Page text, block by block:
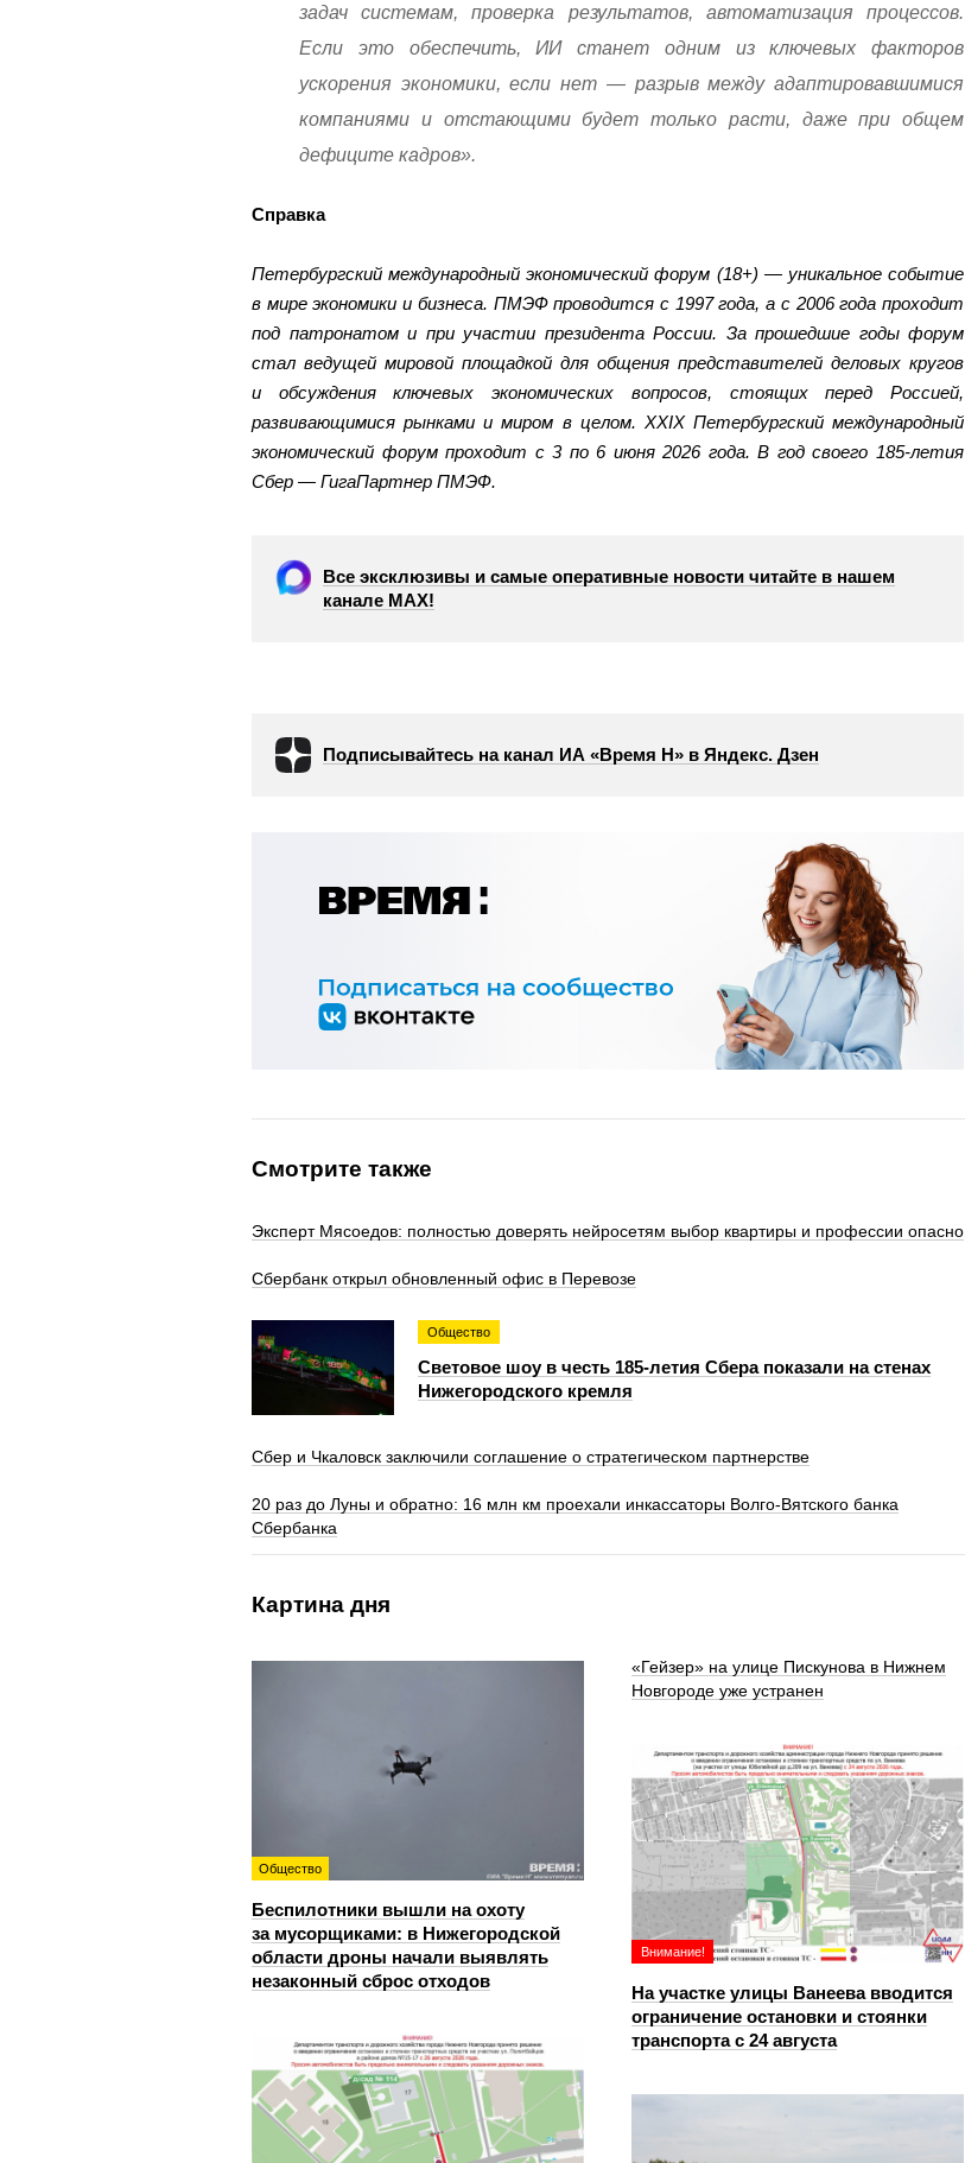
задач системам, проверка результатов, автоматизация процессов.
Если это обеспечить, ИИ станет одним из ключевых факторов
ускорения экономики, если нет — разрыв между адаптировавшимися
компаниями и отстающими будет только расти, даже при общем
дефиците кадров».
Справка
Петербургский международный экономический форум (18+) — уникальное событие
в мире экономики и бизнеса. ПМЭФ проводится с 1997 года, а с 2006 года проходит
под патронатом и при участии президента России. За прошедшие годы форум
стал ведущей мировой площадкой для общения представителей деловых кругов
и обсуждения ключевых экономических вопросов, стоящих перед Россией,
развивающимися рынками и миром в целом. XXIX Петербургский международный
экономический форум проходит с 3 по 6 июня 2026 года. В год своего 185-летия
Сбер — ГигаПартнер ПМЭФ.
Все эксклюзивы и самые оперативные новости читайте в нашем
канале МАХ!
Подписывайтесь на канал ИА «Время Н» в Яндекс. Дзен
Смотрите также
Эксперт Мясоедов: полностью доверять нейросетям выбор квартиры и профессии опасно
Сбербанк открыл обновленный офис в Перевозе
Общество
Световое шоу в честь 185-летия Сбера показали на стенах
Нижегородского кремля
Сбер и Чкаловск заключили соглашение о стратегическом партнерстве
20 раз до Луны и обратно: 16 млн км проехали инкассаторы Волго-Вятского банка
Сбербанка
Картина дня
Общество
Беспилотники вышли на охоту
за мусорщиками: в Нижегородской
области дроны начали выявлять
незаконный сброс отходов
«Гейзер» на улице Пискунова в Нижнем
Новгороде уже устранен
Внимание!
На участке улицы Ванеева вводится
ограничение остановки и стоянки
транспорта с 24 августа